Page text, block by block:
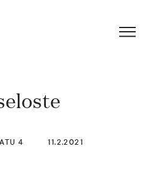
4 11.2.2021